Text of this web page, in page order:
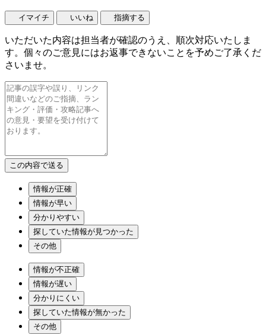
イマイチ いいね 指摘する
いただいた内容は担当者が確認のうえ、順次対応いたしま
す。個々のご意見にはお返事できないことを予めご了承くだ
さいませ。
情報が正確
情報が早い
分かりやすい
探していた情報が見つかった
その他
情報が不正確
情報が遅い
分かりにくい
探していた情報が無かった
その他